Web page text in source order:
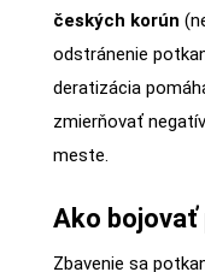
českých korún
odstránenie
deratizácia
zmierňovať
meste.
Ako
Zbavenie sa